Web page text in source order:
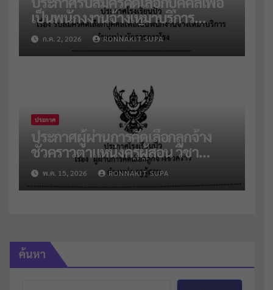
เป็นพนักงงานจ้างเหมาบริการ
ตำแหน่งนักการภารโรง
ก.ค. 2, 2026 RONNAKIT SUPA
ประกาศ
ประกาศผู้ผ่านการคัดเลือกลูกจ้าง
ชั่วคราวตำแหน่งครูผู้สอน วิชา
คณิตฯ และแนะแนว
พ.ค. 15, 2026 RONNAKIT SUPA
ค้นหา